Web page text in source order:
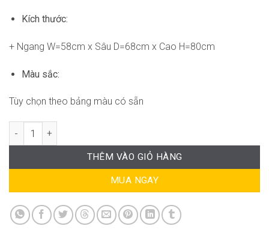
Kích thước:
+ Ngang W=58cm x Sâu D=68cm x Cao H=80cm
Màu sắc:
Tùy chọn theo bảng màu có sẵn
Ghế WC1302 số lượng
THÊM VÀO GIỎ HÀNG
MUA NGAY